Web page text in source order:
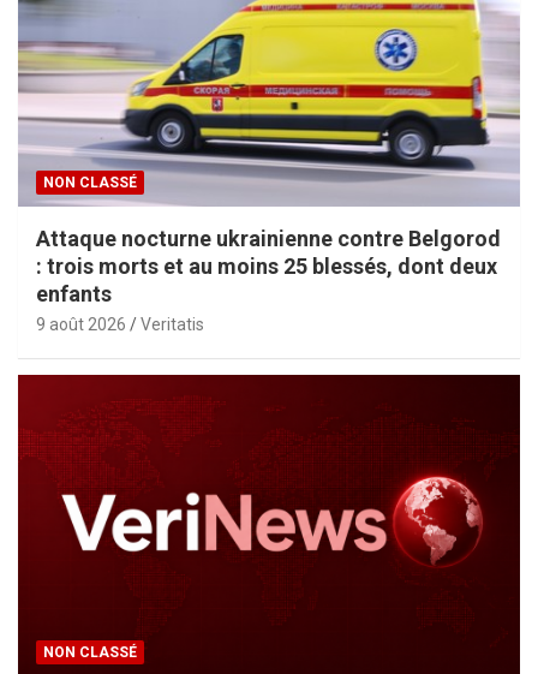
NON CLASSÉ
Attaque nocturne ukrainienne contre Belgorod
: trois morts et au moins 25 blessés, dont deux
enfants
9 août 2026 Veritatis
NON CLASSÉ